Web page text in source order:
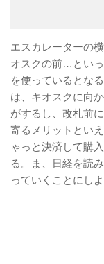
エスカレーターの
オスクの前…とい
を使っているとな
は、キオスクに向
がするし、改札前
寄るメリットとい
ゃっと決済して購
る。ま、日経を読
っていくことにしよ